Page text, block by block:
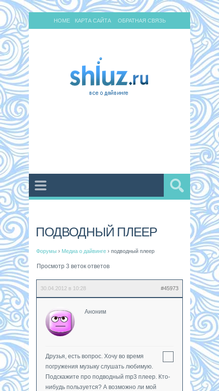
HOME КАРТА САЙТА ОБРАТНАЯ СВЯЗЬ
ПОДВОДНЫЙ ПЛЕЕР
Форумы › Медиа о дайвинге › подводный плеер
Просмотр 3 веток ответов
30.04.2012 в 10:28 #45973
Аноним
Друзья, есть вопрос. Хочу во время
погружения музыку слушать любимую.
Подскажите про подводный mp3 плеер. Кто-
нибудь пользуется? А возможно ли мой